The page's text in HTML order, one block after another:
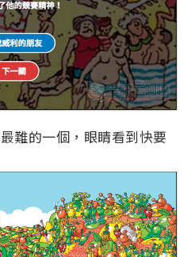
難的一個，眼睛看到快要